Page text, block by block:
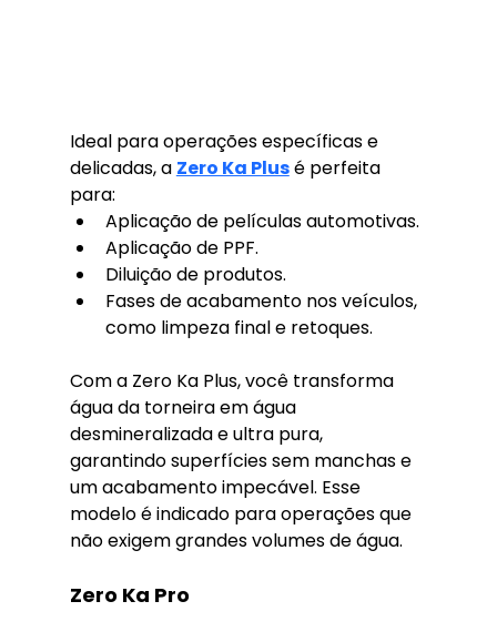
Ideal para operações específicas e
delicadas, a Zero Ka Plus é perfeita
para:
Aplicação de películas automotivas.
Aplicação de PPF.
Diluição de produtos.
Fases de acabamento nos veículos,
como limpeza final e retoques.
Com a Zero Ka Plus, você transforma
água da torneira em água
desmineralizada e ultra pura,
garantindo superfícies sem manchas e
um acabamento impecável. Esse
modelo é indicado para operações que
não exigem grandes volumes de água.
Zero Ka Pro